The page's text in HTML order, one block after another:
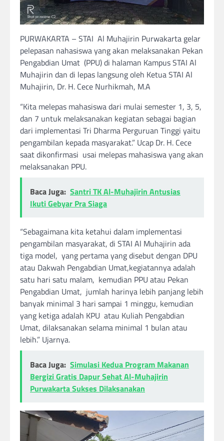
PURWAKARTA – STAI Al Muhajirin Purwakarta gelar
pelepasan nahasiswa yang akan melaksanakan Pekan
Pengabdian Umat (PPU) di halaman Kampus STAI Al
Muhajirin dan di lepas langsung oleh Ketua STAI Al
Muhajirin, Dr. H. Cece Nurhikmah, M.A
“Kita melepas mahasiswa dari mulai semester 1, 3, 5,
dan 7 untuk melaksanakan kegiatan sebagai bagian
dari implementasi Tri Dharma Perguruan Tinggi yaitu
pengambilan kepada masyarakat.” Ucap Dr. H. Cece
saat dikonfirmasi usai melepas mahasiswa yang akan
melaksanakan PPU.
Baca Juga: Santri TK Al-Muhajirin Antusias
Ikuti Gebyar Pra Siaga
“Sebagaimana kita ketahui dalam implementasi
pengambilan masyarakat, di STAI Al Muhajirin ada
tiga model, yang pertama yang disebut dengan DPU
atau Dakwah Pengabdian Umat,kegiatannya adalah
satu hari satu malam, kemudian PPU atau Pekan
Pengabdian Umat, jumlah harinya lebih panjang lebih
banyak minimal 3 hari sampai 1 minggu, kemudian
yang ketiga adalah KPU atau Kuliah Pengabdian
Umat, dilaksanakan selama minimal 1 bulan atau
lebih.” Ujarnya.
Baca Juga: Simulasi Kedua Program Makanan
Bergizi Gratis Dapur Sehat Al-Muhajirin
Purwakarta Sukses Dilaksanakan